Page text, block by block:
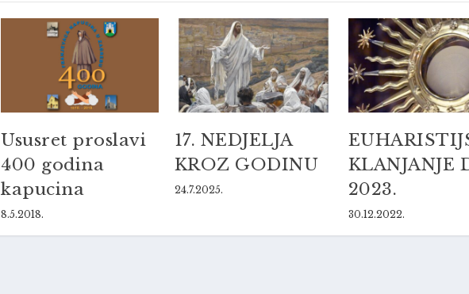
Ususret proslavi
400 godina
kapucina
8.5.2018.
17. NEDJELJA
KROZ GODINU
24.7.2025.
KLANJANJE
2023.
30.12.2022.